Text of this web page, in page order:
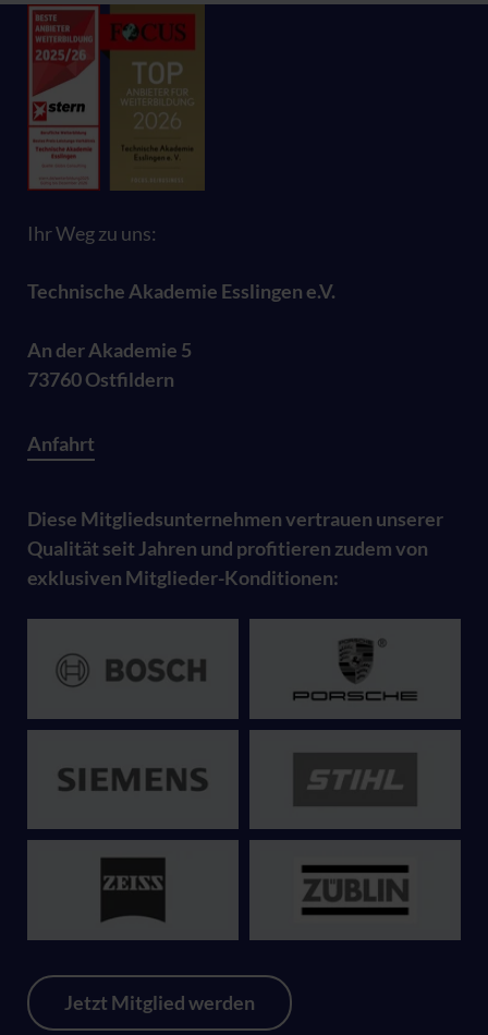
Ihr Weg zu uns:
Technische Akademie Esslingen e.V.
An der Akademie 5
73760 Ostfildern
Anfahrt
Diese Mitgliedsunternehmen vertrauen unserer
Qualität seit Jahren und profitieren zudem von
exklusiven Mitglieder-Konditionen:
Jetzt Mitglied werden